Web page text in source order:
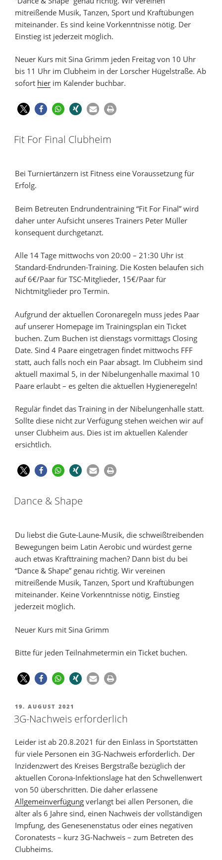
mitreißende Musik, Tanzen, Sport und Kraftübungen
miteinander. Es sind keine Vorkenntnisse nötig. Der
Einstieg ist jederzeit möglich.
Neuer Kurs mit Sina Grimm jeden Freitag von 10 Uhr
bis 11 Uhr im Clubheim in der Lorscher Hügelstraße. Ab
sofort hier im Kalender buchbar.
Fit For Final Clubheim
Bei Turniertänzern ist Fitness eine Voraussetzung für
Erfolg.
Beim Betreuten Endrundentraining “Fit For Final” wird
daher unter Aufsicht unseres Trainers Peter Müller
konsequent durchgetanzt.
Alle 14 Tage mittwochs von 20:00 – 21:30 Uhr ist
Standard-Endrunden-Training. Die Kosten belaufen sich
auf 6€/Paar für TSC-Mitglieder, 15€/Paar für
Nichtmitglieder pro Termin.
Aufgrund der aktuellen Coronaregeln muss jedes Paar
auf unserer Homepage im Trainingsplan ein Ticket
buchen. Zum Buchen ist dienstags vormittags Closing
Date. Sind 4 Paare eingetragen findet mittwochs FFF
statt, auch falls noch ein Paar absagt. Im Clubheim sind
aktuell maximal 5, in der Nibelungenhalle maximal 10
Paare erlaubt – es gelten die aktuellen Hygieneregeln!
Regulär findet das Training in der Nibelungenhalle statt.
Sollte diese nicht zur Verfügung stehen weichen wir auf
unser Clubheim aus. Dies ist im aktuellen Kalender
ersichtlich.
Dance & Shape
Du liebst die Gute-Laune-Musik, die schweißtreibenden
Bewegungen beim Latin Aerobic und würdest gerne
auch etwas Krafttraining machen? Dann bist du bei
“Dance & Shape” genau richtig. Wir vereinen
mitreißende Musik, Tanzen, Sport und Kraftübungen
miteinander. Keine Vorkenntnisse nötig, Einstieg
jederzeit möglich.
Neuer Kurs mit Sina Grimm
Bitte für jeden Teilnahmetermin ein Ticket buchen.
19. AUGUST 2021
3G-Nachweis erforderlich
Leider ist ab 20.8.2021 für den Einlass in Sportstätten
für viele Personen ein 3G-Nachweis erforderlich. Der
Inzidenzwert des Kreises Bergstraße bezüglich der
aktuellen Corona-Infektionslage hat den Schwellenwert
von 50 überschritten. Die daher erlassene
Allgemeinverfügung verlangt bei allen Personen, die
älter als 6 Jahre sind, einen Nachweis der vollständigen
Impfung, des Genesenenstatus oder eines negativen
Coronatests – kurz 3G-Nachweis – zum Betreten des
Clubheims.